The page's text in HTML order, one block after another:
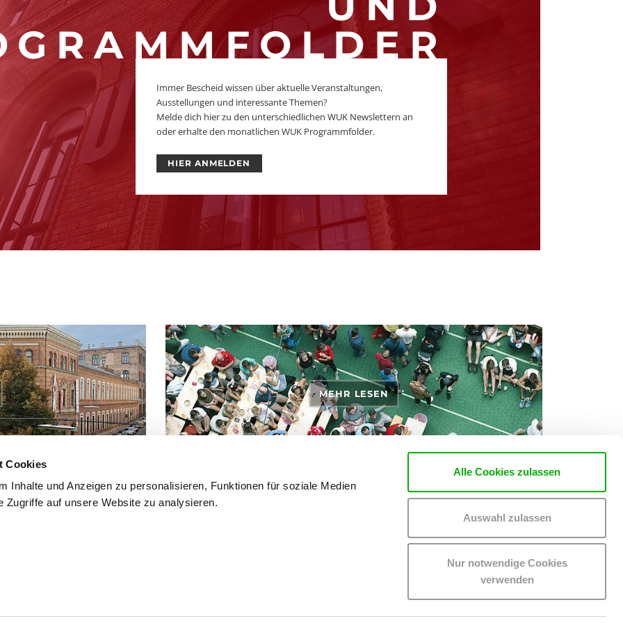
Cookies
Inhalte und Anzeigen zu personalisieren, Funktionen für soziale Medien
Zugriffe auf unsere Website zu analysieren.
Alle Cookies zulassen
Auswahl zulassen
Nur notwendige Cookies
verwenden
Immer Bescheid wissen über aktuelle Veranstaltungen,
Ausstellungen und interessante Themen?
Melde dich hier zu den unterschiedlichen WUK Newslettern an
oder erhalte den monatlichen WUK Programmfolder.
HIER ANMELDEN
MEHR LESEN
Häufige Fragen und Antworten zu den Themen Tickets, Konzerte und Partys findest du
hier.